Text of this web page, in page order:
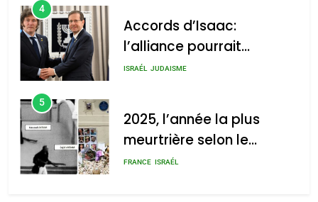
2025, l’année la plus
meurtrière selon le rapport
d’ADL contre
l’antisémitisme
admin 0
4
Accords d’Isaac:
l’alliance pourrait
s’étendre à 13 pays
ISRAÉL JUDAISME
5
2025, l’année la plus
meurtrière selon le
rapport d’ADL contre
FRANCE ISRAÉL